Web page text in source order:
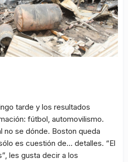
tarde y los resultados
fútbol, automovilismo.
no se dónde. Boston queda
es cuestión de… detalles. “El
les gusta decir a los